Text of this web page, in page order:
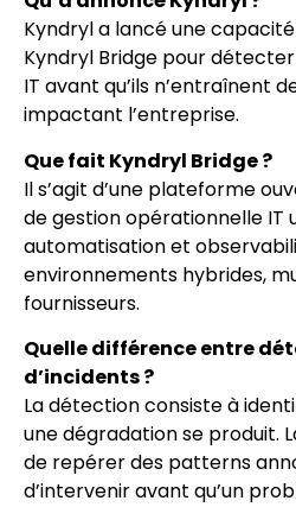
Kyndryl a lancé une
Kyndryl Bridge pour
IT avant qu’ils n’entraînent
impactant l’entreprise.
Que fait Kyndryl Bridge ?
Il s’agit d’une plateforme
de gestion opérationnelle IT
automatisation et
environnements hybrides,
fournisseurs.
Quelle différence entre
d’incidents ?
La détection consiste à
une dégradation se produit.
de repérer des patterns
d’intervenir avant qu’un